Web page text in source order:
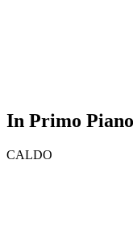
In Primo Piano
CALDO